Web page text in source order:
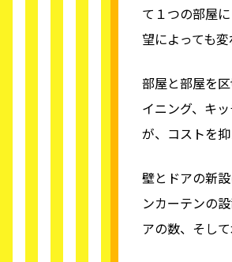
て１つの部屋
望によっても
部屋と部屋を
イニング、キ
が、コストを
壁とドアの新
ンカーテンの
アの数、そし